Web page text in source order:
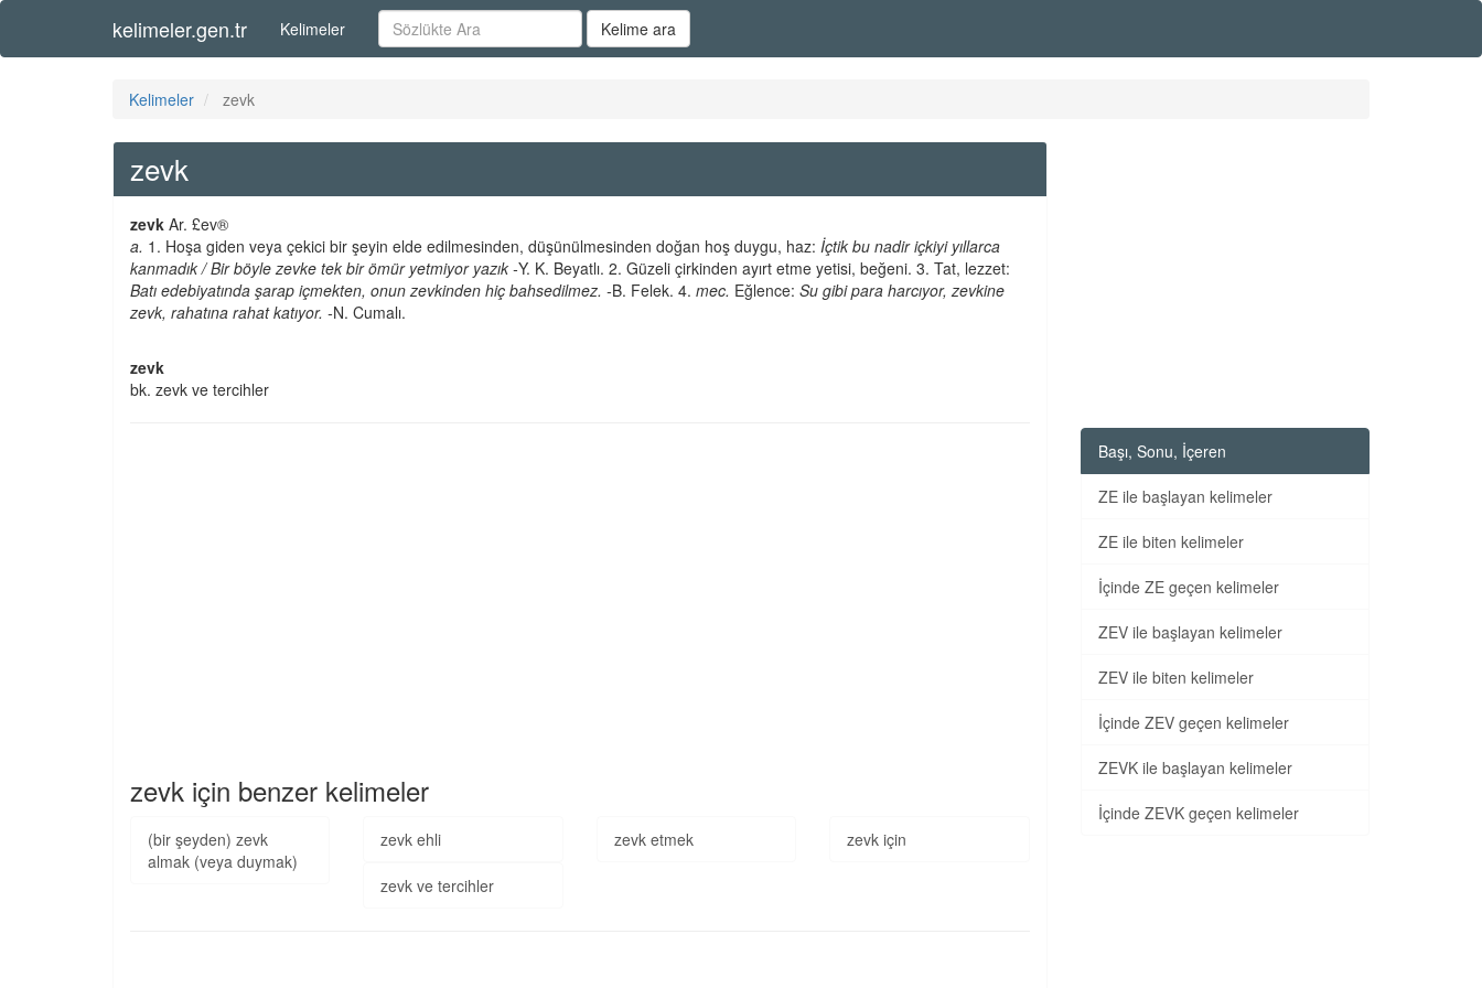
kelimeler.gen.tr Kelimeler Kelime ara
Kelimeler zevk
zevk
zevk Ar. £ev®
a. 1. Hoşa giden veya çekici bir şeyin elde edilmesinden, düşünülmesinden doğan hoş duygu, haz: İçtik bu nadir içkiyi yıllarca
kanmadık / Bir böyle zevke tek bir ömür yetmiyor yazık -Y. K. Beyatlı. 2. Güzeli çirkinden ayırt etme yetisi, beğeni. 3. Tat, lezzet:
Batı edebiyatında şarap içmekten, onun zevkinden hiç bahsedilmez. -B. Felek. 4. mec. Eğlence: Su gibi para harcıyor, zevkine
zevk, rahatına rahat katıyor. -N. Cumalı.
zevk
bk. zevk ve tercihler
zevk için benzer kelimeler
(bir şeyden) zevk
almak (veya duymak)
zevk ehli zevk etmek zevk için
zevk ve tercihler
Başı, Sonu, İçeren
ZE ile başlayan kelimeler
ZE ile biten kelimeler
İçinde ZE geçen kelimeler
ZEV ile başlayan kelimeler
ZEV ile biten kelimeler
İçinde ZEV geçen kelimeler
ZEVK ile başlayan kelimeler
İçinde ZEVK geçen kelimeler